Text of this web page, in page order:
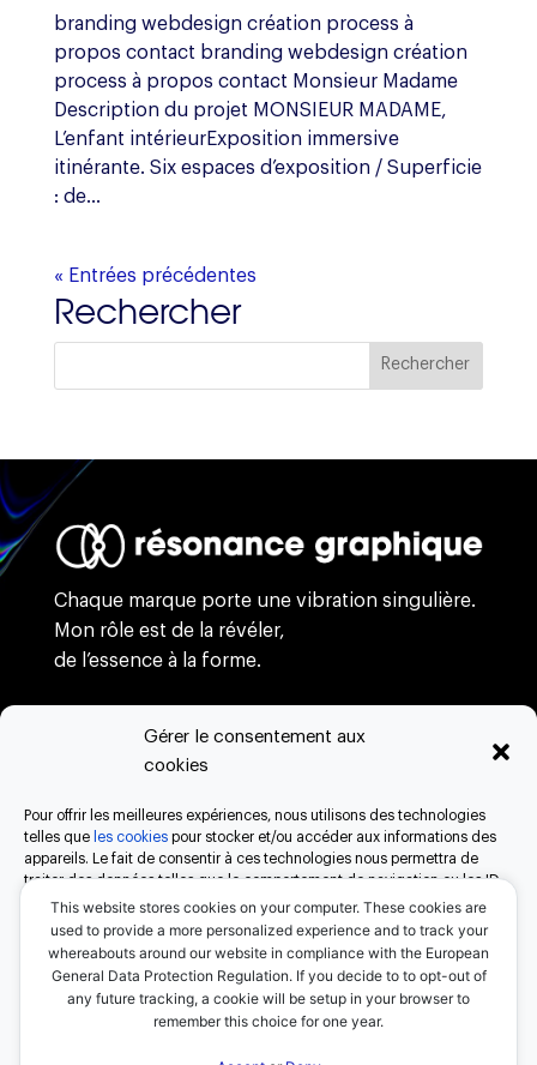
Gérer le consentement aux
cookies
Pour offrir les meilleures expériences, nous utilisons des technologies
telles que les cookies pour stocker et/ou accéder aux informations des
appareils. Le fait de consentir à ces technologies nous permettra de
traiter des données telles que le comportement de navigation ou les ID
uniques sur ce site. Le fait de ne pas consentir ou de retirer son
consentement peut avoir un effet négatif sur certaines caractéristiques
et fonctions.
Accepter
branding webdesign création process à
propos contact branding webdesign création
process à propos contact Monsieur Madame
Description du projet MONSIEUR MADAME,
L’enfant intérieurExposition immersive
itinérante. Six espaces d’exposition / Superficie
: de...
« Entrées précédentes
Rechercher
Chaque marque porte une vibration singulière.
Mon rôle est de la révéler,
de l’essence à la forme.
branding
webdesign
process
à propos
This website stores cookies on your computer. These cookies are
used to provide a more personalized experience and to track your
whereabouts around our website in compliance with the European
General Data Protection Regulation. If you decide to to opt-out of
any future tracking, a cookie will be setup in your browser to
remember this choice for one year.